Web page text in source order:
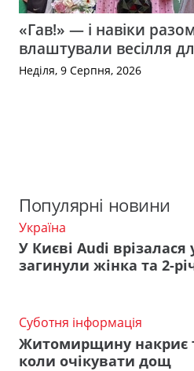
«Гав!» — і навіки
влаштували весілля
Неділя, 9 Серпня, 2026
Популярні новини
Україна
У Києві Audi врізалася
загинули жінка та 2-
Суботня інформація
Житомирщину накриє
коли очікувати дощ